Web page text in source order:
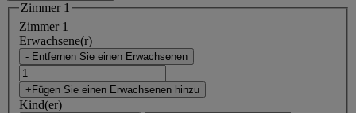
Zimmer 1
Zimmer 1
Erwachsene(r)
- Entfernen Sie einen Erwachsenen
+Fügen Sie einen Erwachsenen hinzu
Kind(er)